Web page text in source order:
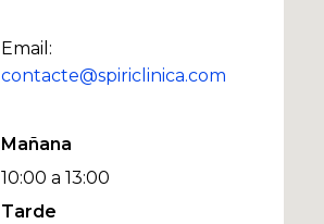
Email:
contacte@spiriclinica.com
Mañana
10:00 a 13:00
Tarde